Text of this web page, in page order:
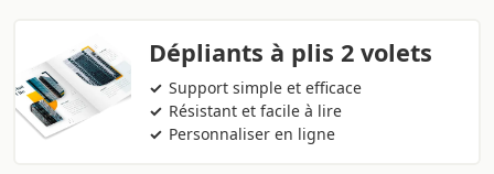
Dépliants à plis 2 volets
Support simple et efficace
Résistant et facile à lire
Personnaliser en ligne